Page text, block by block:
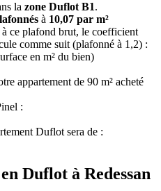
la zone Duflot B1.
à 10,07 par m²
ce plafond brut, le coefficient
comme suit (plafonné à 1,2) :
en m² du bien)
appartement de 90 m² acheté
:
Duflot sera de :
Duflot à Redessan